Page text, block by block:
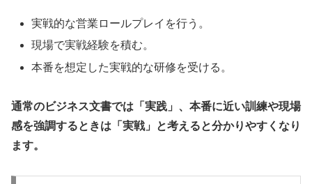
実戦的な営業ロールプレイを行う。
現場で実戦経験を積む。
本番を想定した実戦的な研修を受ける。
通常のビジネス文書では「実践」、本番に近い訓練や現場
感を強調するときは「実戦」と考えると分かりやすくなり
ます。